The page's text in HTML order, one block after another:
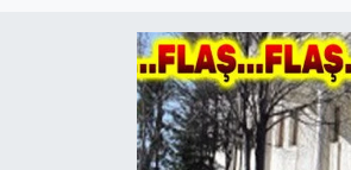
Magazin
Etkinlikler